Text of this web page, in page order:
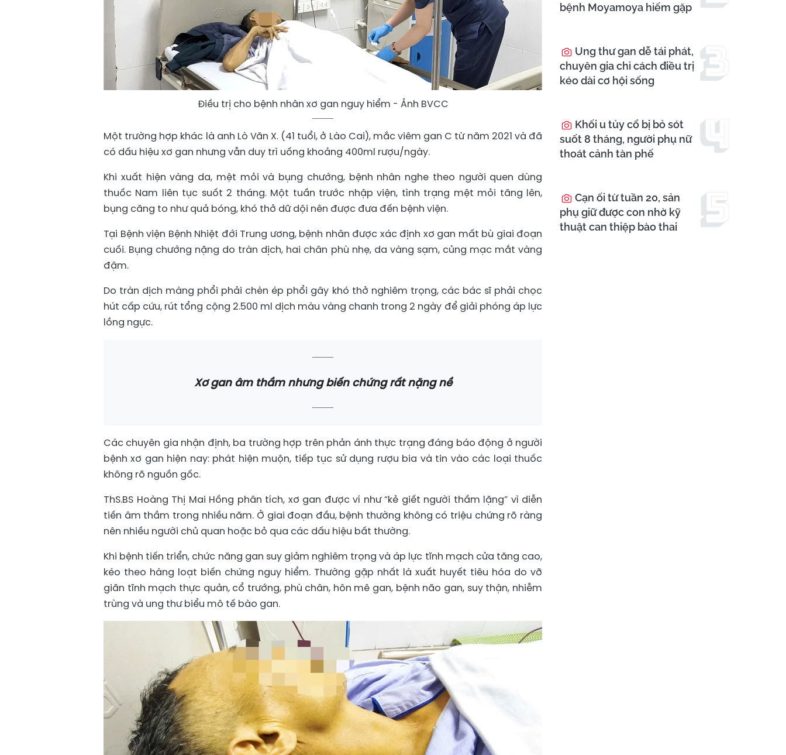
Điều trị cho bệnh nhân xơ gan nguy hiểm - Ảnh BVCC
Một trường hợp khác là anh Lò Văn X. (41 tuổi, ở Lào Cai), mắc viêm gan C từ năm 2021 và đã
có dấu hiệu xơ gan nhưng vẫn duy trì uống khoảng 400ml rượu/ngày.
Khi xuất hiện vàng da, mệt mỏi và bụng chướng, bệnh nhân nghe theo người quen dùng
thuốc Nam liên tục suốt 2 tháng. Một tuần trước nhập viện, tình trạng mệt mỏi tăng lên,
bụng căng to như quả bóng, khó thở dữ dội nên được đưa đến bệnh viện.
Tại Bệnh viện Bệnh Nhiệt đới Trung ương, bệnh nhân được xác định xơ gan mất bù giai đoạn
cuối. Bụng chướng nặng do tràn dịch, hai chân phù nhẹ, da vàng sạm, củng mạc mắt vàng
đậm.
Do tràn dịch màng phổi phải chèn ép phổi gây khó thở nghiêm trọng, các bác sĩ phải chọc
hút cấp cứu, rút tổng cộng 2.500 ml dịch màu vàng chanh trong 2 ngày để giải phóng áp lực
lồng ngực.
Xơ gan âm thầm nhưng biến chứng rất nặng nề
Các chuyên gia nhận định, ba trường hợp trên phản ánh thực trạng đáng báo động ở người
bệnh xơ gan hiện nay: phát hiện muộn, tiếp tục sử dụng rượu bia và tin vào các loại thuốc
không rõ nguồn gốc.
ThS.BS Hoàng Thị Mai Hồng phân tích, xơ gan được ví như “kẻ giết người thầm lặng” vì diễn
tiến âm thầm trong nhiều năm. Ở giai đoạn đầu, bệnh thường không có triệu chứng rõ ràng
nên nhiều người chủ quan hoặc bỏ qua các dấu hiệu bất thường.
Khi bệnh tiến triển, chức năng gan suy giảm nghiêm trọng và áp lực tĩnh mạch cửa tăng cao,
kéo theo hàng loạt biến chứng nguy hiểm. Thường gặp nhất là xuất huyết tiêu hóa do vỡ
giãn tĩnh mạch thực quản, cổ trướng, phù chân, hôn mê gan, bệnh não gan, suy thận, nhiễm
trùng và ung thư biểu mô tế bào gan.
bệnh Moyamoya hiếm gặp
Ung thư gan dễ tái phát,
chuyên gia chỉ cách điều trị
kéo dài cơ hội sống
Khối u tủy cổ bị bỏ sót
suốt 8 tháng, người phụ nữ
thoát cảnh tàn phế
Cạn ối từ tuần 20, sản
phụ giữ được con nhờ kỹ
thuật can thiệp bào thai